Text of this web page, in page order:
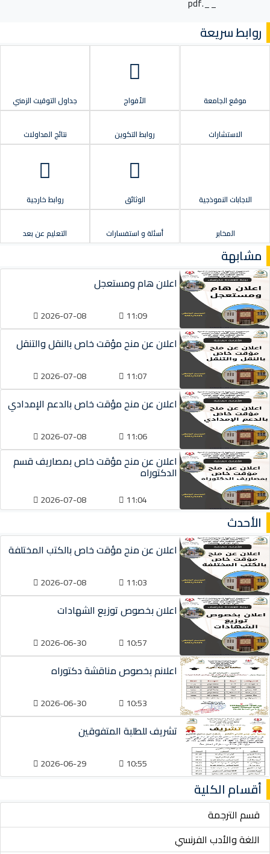
روابط سريعة
موقع الجامعة الأفواج جداول التوقيت الزمني
الاستشارات روابط التكوين نتائج المداولات
الاجابات النموذجية الوثائق روابط خارجية
المخابر أسئلة و استفسارات التعليم عن بعد
مشابهة
اعلان هام ومستعجل
11:09
2026-07-08
اعلان عن منح مؤقت خاص بالنقل والتنقل
11:07
2026-07-08
اعلان عن منح مؤقت خاص بالدعم الإمدادي
11:06
2026-07-08
اعلان عن منح مؤقت خاص بمصاريف قسم
الدكتوراه
11:04
2026-07-08
الأحدث
اعلان عن منح مؤقت خاص بالكتب المختلفة
11:03
2026-07-08
اعلان بخصوص توزيع الشهادات
10:57
2026-06-30
اعلانم بخصوص مناقشة دكتوراه
10:53
2026-06-30
تشريف للطلبة المتفوقين
10:55
2026-06-29
أقسام الكلية
قسم الترجمة
اللغة والأدب الفرنسي